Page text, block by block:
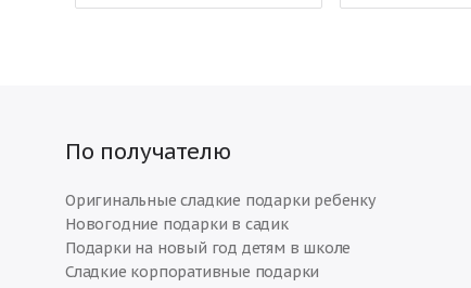
По получателю
Оригинальные сладкие подарки ребенку
Новогодние подарки в садик
Подарки на новый год детям в школе
Сладкие корпоративные подарки